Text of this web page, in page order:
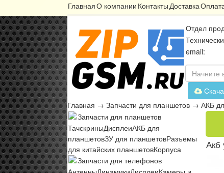
ГлавнаяО компании КонтактыДоставка
Отдел
email:
Главная → Запчасти для планшетов → АКБ
Запчасти для планшетов
ТачскриныДисплеиАКБ для
планшетовЗУ для планшетовРазъемы
для китайских планшетовКорпуса
Запчасти для телефонов
Акб